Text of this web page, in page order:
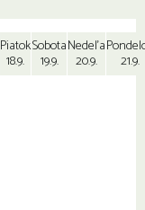
Piatok
18.9.
Sobota
19.9.
Nedeľa
20.9. 21.9.